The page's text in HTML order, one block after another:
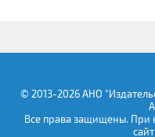
© 2013-2026 АНО
Все права защищены. При